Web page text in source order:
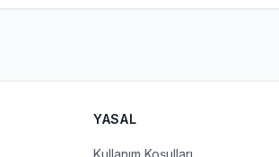
YASAL
Kullanım Koşulları